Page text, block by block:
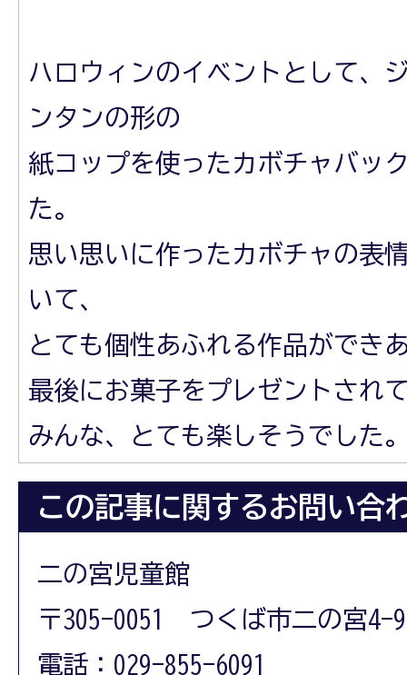
ハロウィンのイベントとして、
ンタンの形の
紙コップを使ったカボチャバッ
た。
思い思いに作ったカボチャの表
いて、
とても個性あふれる作品ができ
最後にお菓子をプレゼントされ
みんな、とても楽しそうでした
この記事に関するお問い合
二の宮児童館
〒305-0051 つくば市二の宮4-
電話：029-855-6091